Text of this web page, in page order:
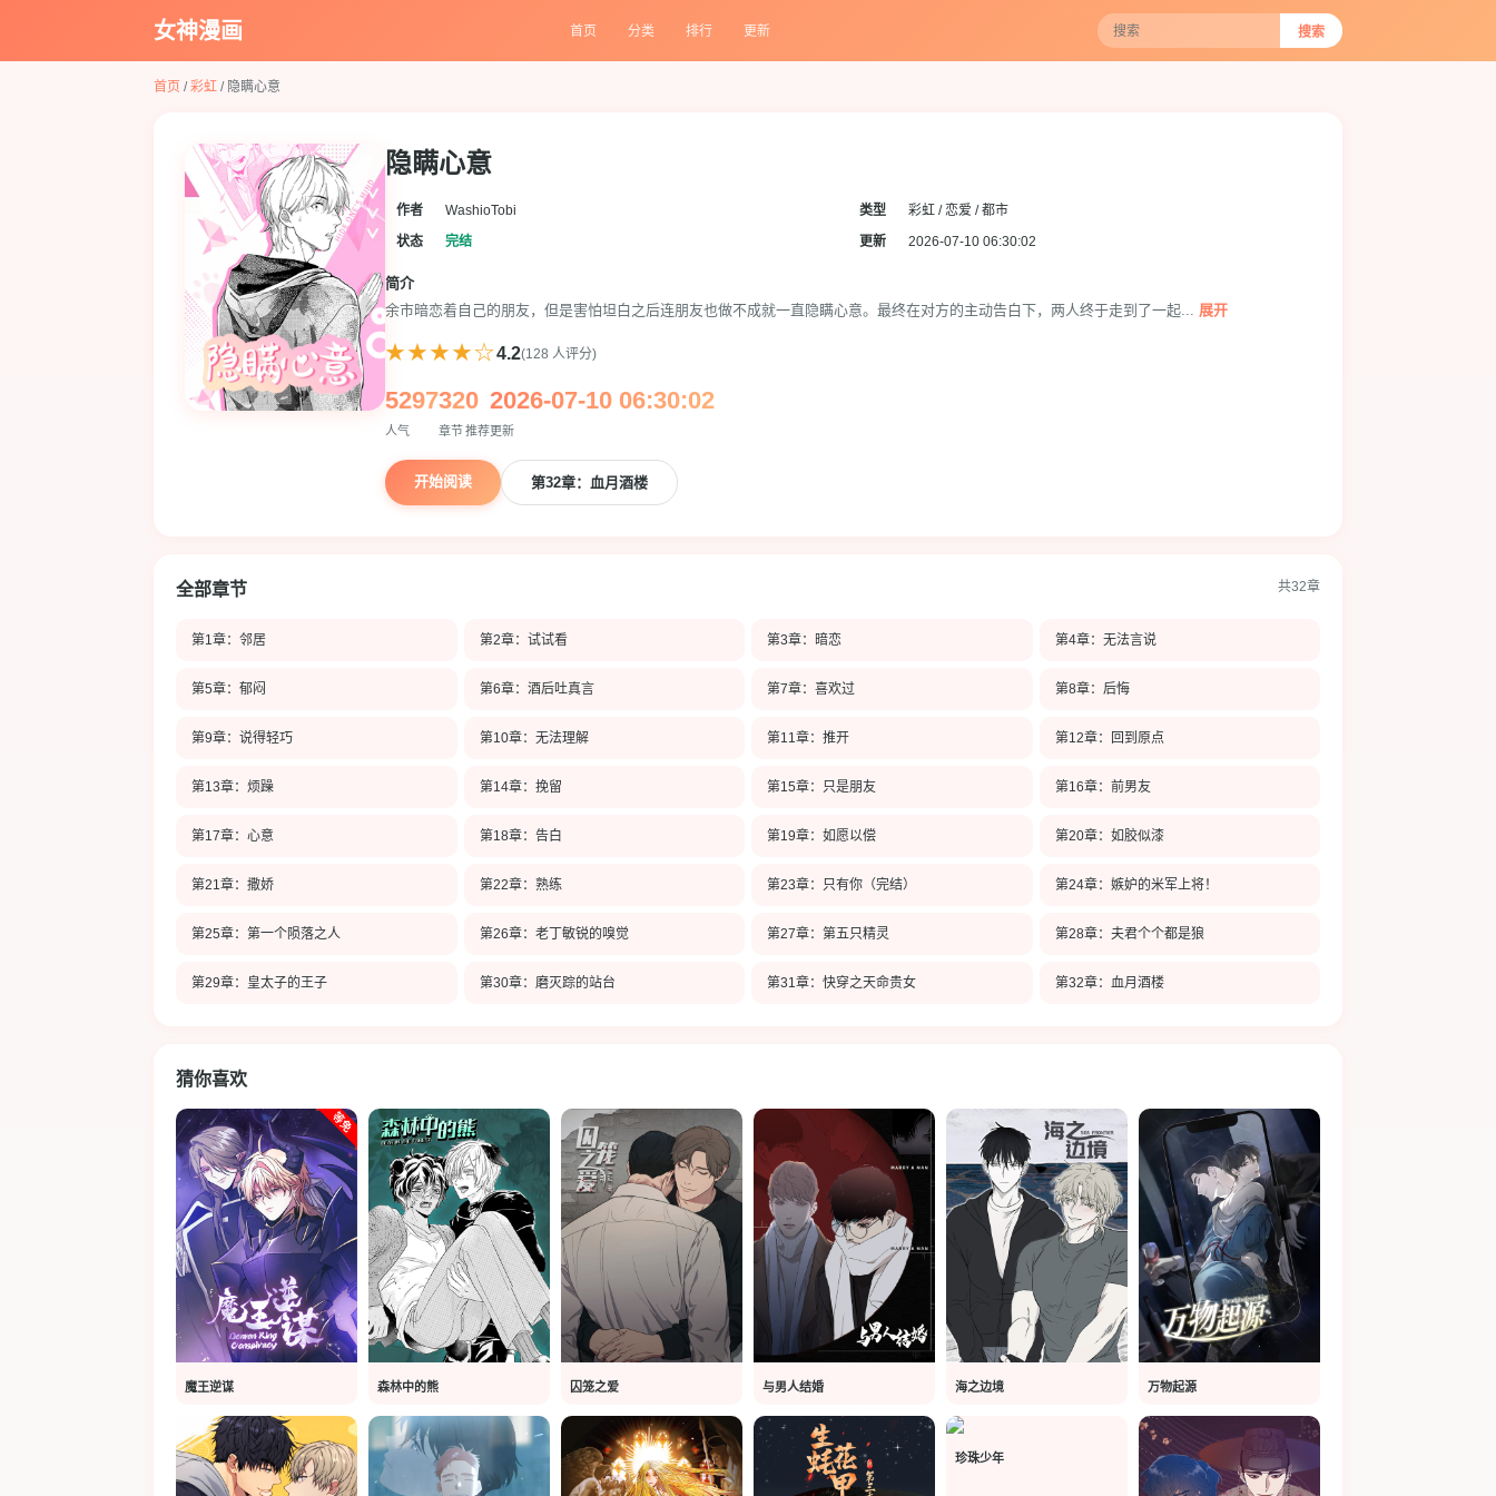
女神漫画 首页 分类 排行 更新 搜索
首页 /彩虹 / 隐瞒心意
隐瞒心意
作者 WashioTobi 类型
彩虹 / 恋爱 / 都市
状态
完结 更新 2026-07-10 06:30:02
简介
余市暗恋着自己的朋友，但是害怕坦白之后连朋友也做不成就一直隐瞒心意。最终在对方的主动告白下，两人终于走到了一起... 展开
★★★★☆4.2(128 人评分)
5297
人气
32
章节
0
推荐
2026-07-10 06:30:02
更新
开始阅读 第32章：血月酒楼
全部章节 共32章
第1章：邻居 第2章：试试看 第3章：暗恋 第4章：无法言说
第5章：郁闷 第6章：酒后吐真言 第7章：喜欢过 第8章：后悔
第9章：说得轻巧 第10章：无法理解 第11章：推开 第12章：回到原点
第13章：烦躁 第14章：挽留 第15章：只是朋友 第16章：前男友
第17章：心意 第18章：告白 第19章：如愿以偿 第20章：如胶似漆
第21章：撒娇 第22章：熟练 第23章：只有你（完结） 第24章：嫉妒的米军上将！
第25章：第一个陨落之人 第26章：老丁敏锐的嗅觉 第27章：第五只精灵 第28章：夫君个个都是狼
第29章：皇太子的王子 第30章：磨灭踪的站台 第31章：快穿之天命贵女 第32章：血月酒楼
猜你喜欢
魔王逆谋 森林中的熊 囚笼之爱 与男人结婚 海之边境 万物起源
珍珠少年